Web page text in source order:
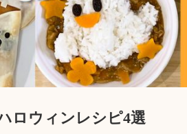
Language
利用者の声
ロウィンレシピ4選